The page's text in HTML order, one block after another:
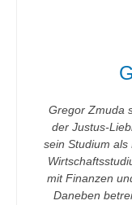
Gregor Zmuda
der Justus-
sein Studium als
mit Finanzen
Daneben